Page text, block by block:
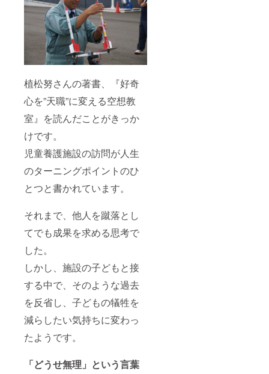
植松努さんの著書、『好奇
心を”天職”に変える空想教
室』を読んだことがきっか
けです。
児童養護施設の訪問が人生
のターニングポイントのひ
とつと書かれています。
それまで、他人を蹴落とし
てでも成果を求める思考で
した。
しかし、施設の子どもと接
する中で、そのような過去
を反省し、子どもの犠牲を
減らしたい気持ちに変わっ
たようです。
「どうせ無理」という言葉